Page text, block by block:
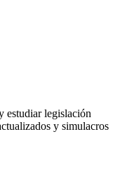
estudiar legislación
y simulacros